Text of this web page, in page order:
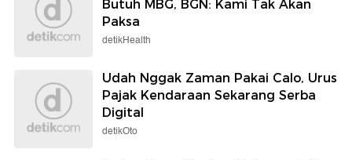
Butuh MBG, BGN: Kami Tak Akan
Paksa
detikHealth
Udah Nggak Zaman Pakai Calo, Urus
Pajak Kendaraan Sekarang Serba
Digital
detikOto